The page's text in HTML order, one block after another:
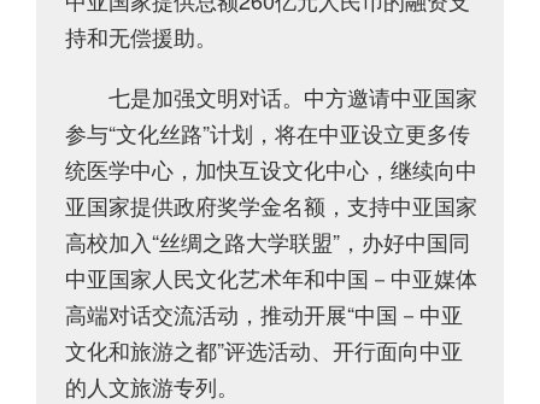
持和无偿援助。
七是加强文明对话。中方邀请中亚国家
参与“文化丝路”计划，将在中亚设立更多传
统医学中心，加快互设文化中心，继续向中
亚国家提供政府奖学金名额，支持中亚国家
高校加入“丝绸之路大学联盟”，办好中国同
中亚国家人民文化艺术年和中国－中亚媒体
高端对话交流活动，推动开展“中国－中亚
文化和旅游之都”评选活动、开行面向中亚
的人文旅游专列。